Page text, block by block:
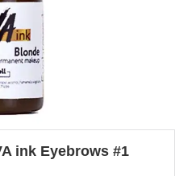
ink Eyebrows #1